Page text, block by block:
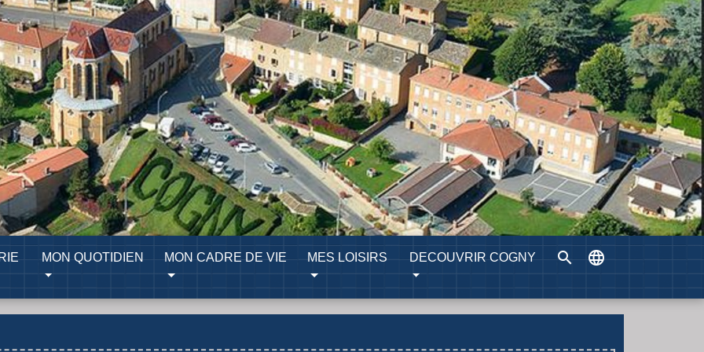
MON QUOTIDIEN MON CADRE DE VIE MES LOISIRS DECOUVRIR COGNY search language